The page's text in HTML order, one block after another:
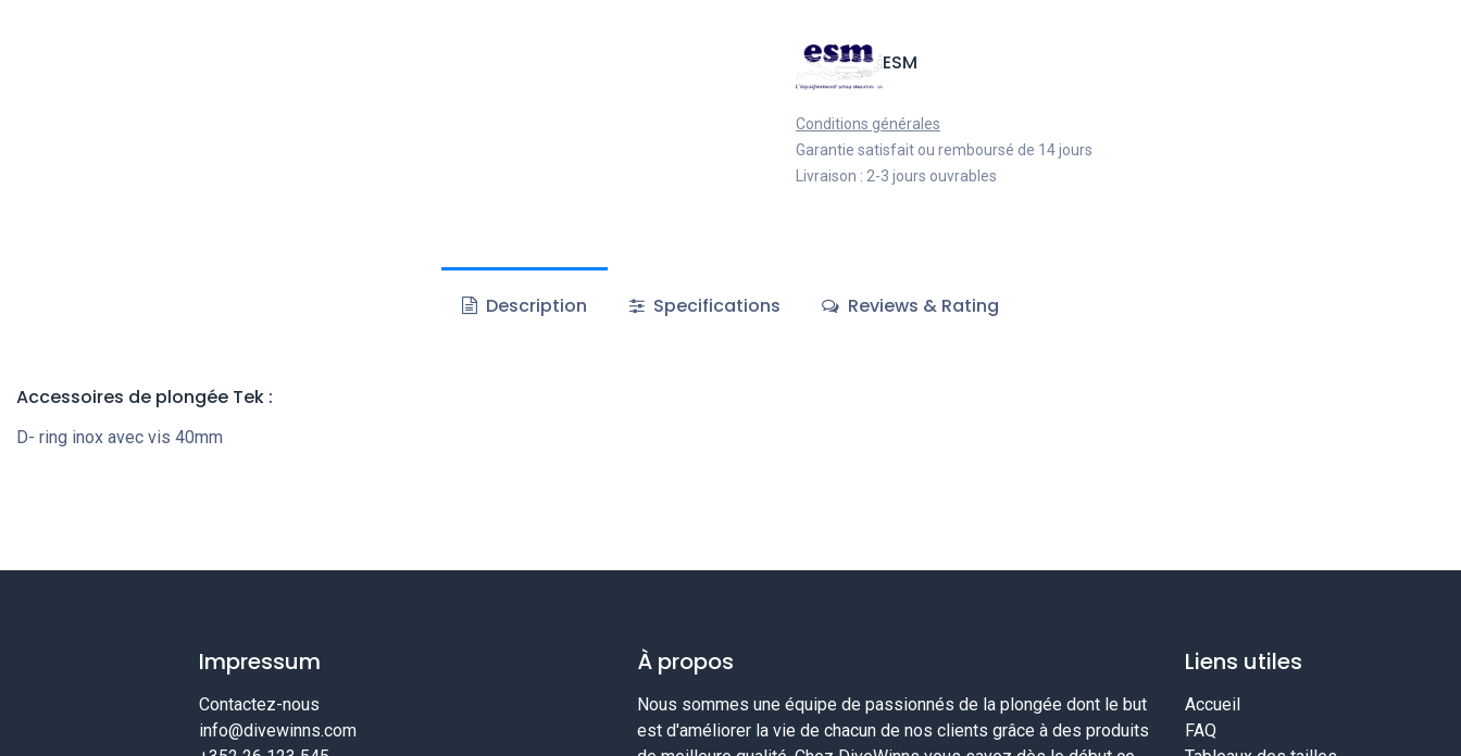
ESM
Conditions générales
Garantie satisfait ou remboursé de 14 jours
Livraison : 2-3 jours ouvrables
Description Specifications Reviews & Rating
Accessoires de plongée Tek :
D- ring inox avec vis 40mm
Impressum
Contactez-nous
info@divewinns.com
À propos
Nous sommes une équipe de passionnés de la plongée dont le but
est d'améliorer la vie de chacun de nos clients grâce à des produits
Liens utiles
Accueil
FAQ